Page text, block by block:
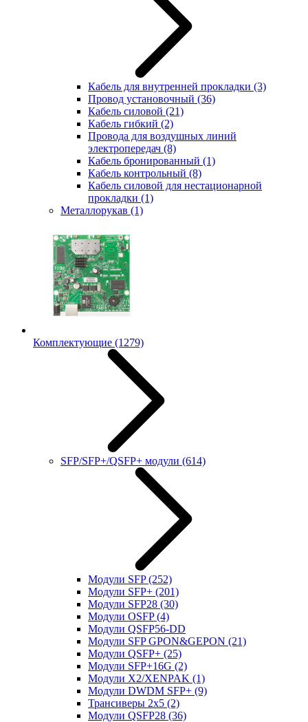
Кабель для внутренней прокладки (3)
Провод установочный (36)
Кабель силовой (21)
Кабель гибкий (2)
Провода для воздушных линий
электропередач (8)
Кабель бронированный (1)
Кабель контрольный (8)
Кабель силовой для нестационарной
прокладки (1)
Металлорукав (1)
Комплектующие (1279)
SFP/SFP+/QSFP+ модули (614)
Модули SFP(252)
Модули SFP+ (201)
Модули SFP28 (30)
Модули OSFP(4)
Модули QSFP56-DD
Модули SFP GPON&GEPON (21)
Модули QSFP+ (25)
Модули SFP+16G (2)
Модули X2/XENPAK (1)
Модули DWDM SFP+ (9)
Трансиверы 2x5 (2)
Модули QSFP28 (36)